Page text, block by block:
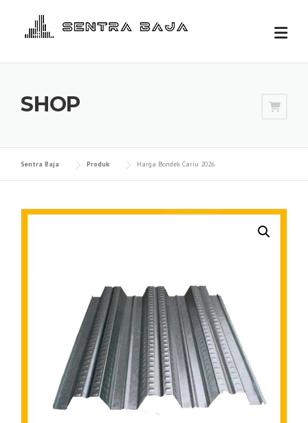
SHOP
Sentra Baja Produk Harga Bondek Cariu 2026